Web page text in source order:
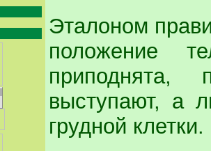
Эталоном
положение
приподнята,
выступают, а
грудной клетки.